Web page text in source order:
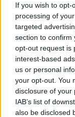
If you wish to
processing of
targeted
section to confirm
opt-out request is
interest-based
us or personal
your opt-out. You
disclosure of your
IAB’s list of
also be disclosed
"Boldogok az
nyernek." (Mt
Isten kimutatja
amikor nem